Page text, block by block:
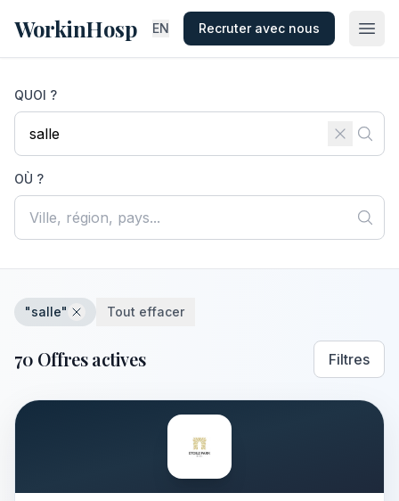
WorkinHosp EN Recruter avec nous
QUOI ?
OÙ ?
"salle" Tout effacer
70 Offres actives Filtres